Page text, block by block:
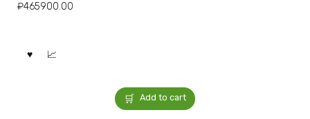
₽465900.00
Add to cart